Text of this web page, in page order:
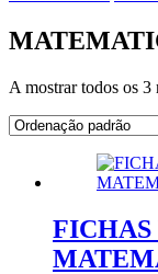
A mostrar todos os 3
FICHAS